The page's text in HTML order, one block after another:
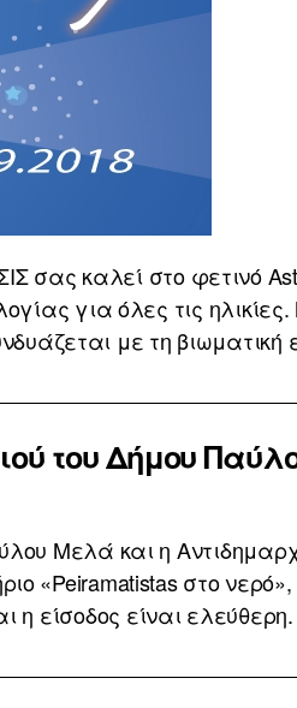
σας καλεί στο φετινό
για όλες τις
με τη βιωματική
του Δήμου
Μελά και η
«Peiramatistas στο
είσοδος είναι ελεύθερη.